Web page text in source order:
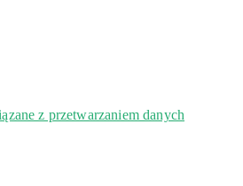
z przetwarzaniem danych